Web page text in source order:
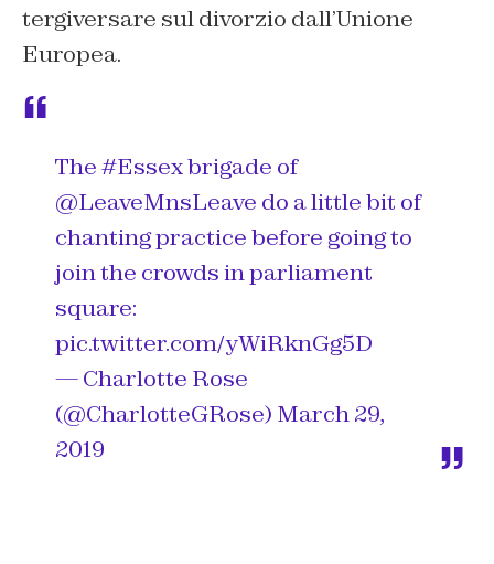
tergiversare sul divorzio dall’Unione
Europea.
The#Essexbrigade of
@LeaveMnsLeave do a little bit of
chanting practice before going to
join the crowds in parliament
square:
pic.twitter.com/yWiRknGg5D
— Charlotte Rose
(@CharlotteGRose) March 29,
2019